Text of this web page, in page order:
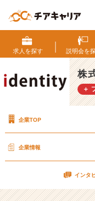
よ
い
よ
明
日
帰
た
説
明
求人を探す 説明会を
株
＋
企業TOP
企業情報
インタ